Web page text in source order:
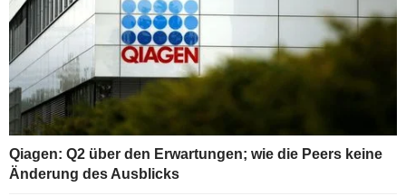
Qiagen: Q2 über den Erwartungen; wie die Peers keine
Änderung des Ausblicks